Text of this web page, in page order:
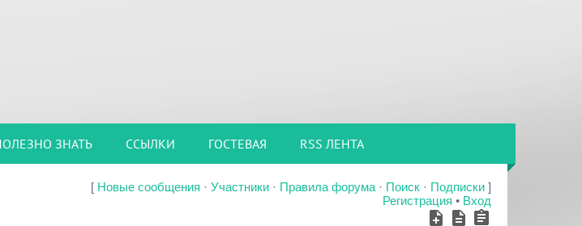
ЗНАТЬ ССЫЛКИ ГОСТЕВАЯ RSS ЛЕНТА
[ Новые сообщения · Участники · Правила форума · Поиск · Подписки ]
Регистрация • Вход